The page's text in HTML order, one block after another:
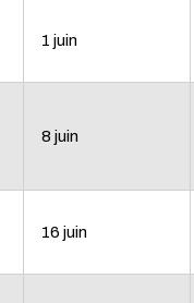
1 juin
8 juin
16 juin